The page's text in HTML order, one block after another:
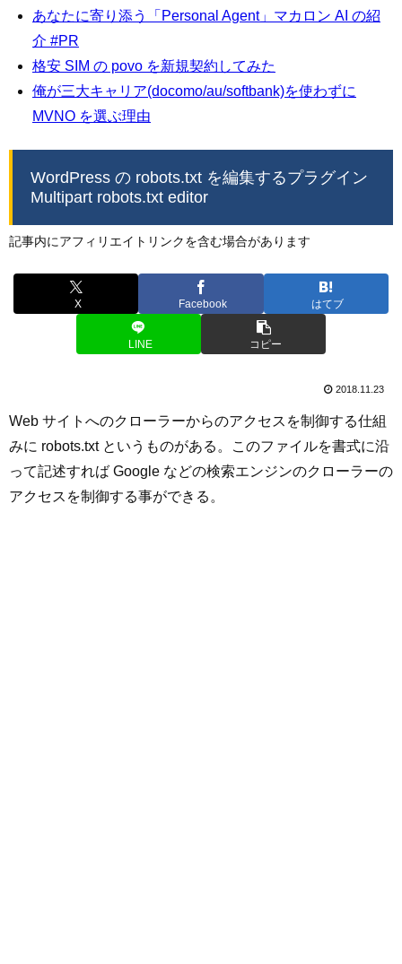
あなたに寄り添う「Personal Agent」マカロン AI の紹
介 #PR
格安 SIM の povo を新規契約してみた
俺が三大キャリア(docomo/au/softbank)を使わずに
MVNO を選ぶ理由
WordPress の robots.txt を編集するプラグイン
Multipart robots.txt editor
記事内にアフィリエイトリンクを含む場合があります
X Facebook はてブ
LINE コピー
2018.11.23
Web サイトへのクローラーからのアクセスを制御する仕組
みに robots.txt というものがある。このファイルを書式に沿
って記述すれば Google などの検索エンジンのクローラーの
アクセスを制御する事ができる。